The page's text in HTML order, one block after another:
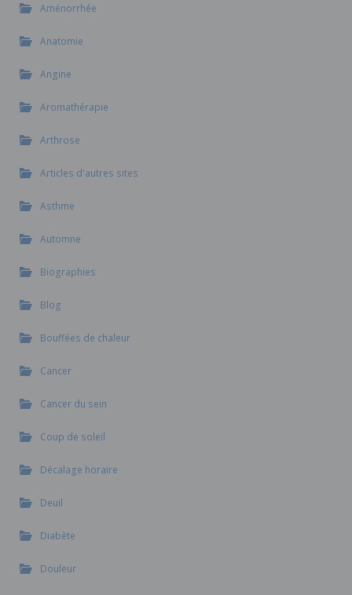
Aménorrhée
Anatomie
Angine
Aromathérapie
Arthrose
Articles d'autres sites
Asthme
Automne
Biographies
Blog
Bouffées de chaleur
Cancer
Cancer du sein
Coup de soleil
Décalage horaire
Deuil
Diabète
Douleur